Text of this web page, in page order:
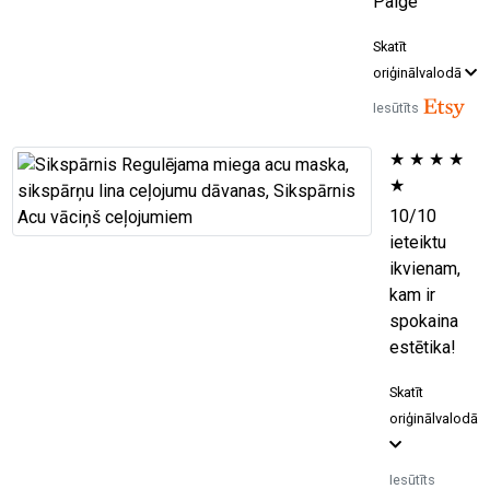
Skatīt
oriģinālvalodā
Iesūtīts
★ ★ ★ ★
★
10/10
ieteiktu
ikvienam,
kam ir
spokaina
estētika!
Skatīt
oriģinālvalodā
Iesūtīts